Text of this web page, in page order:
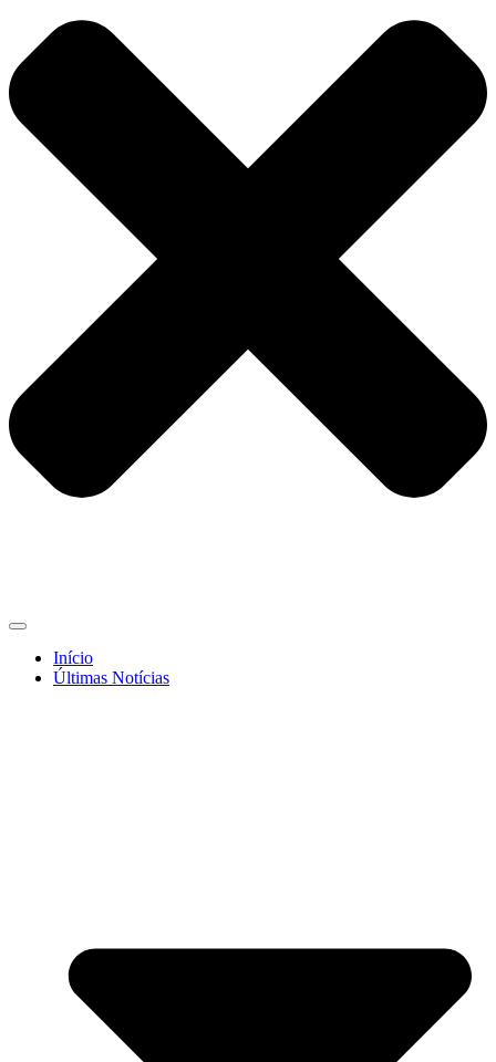
Início
Últimas Notícias